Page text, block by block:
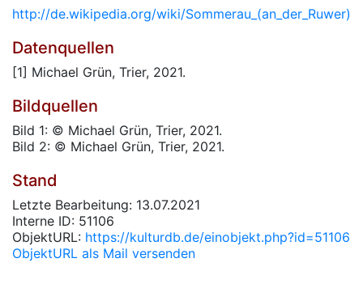
http://de.wikipedia.org/wiki/Sommerau_(an_der_Ruwer)
Datenquellen
[1] Michael Grün, Trier, 2021.
Bildquellen
Bild 1: © Michael Grün, Trier, 2021.
Bild 2: © Michael Grün, Trier, 2021.
Stand
Letzte Bearbeitung: 13.07.2021
Interne ID: 51106
ObjektURL: https://kulturdb.de/einobjekt.php?id=51106
ObjektURL als Mail versenden